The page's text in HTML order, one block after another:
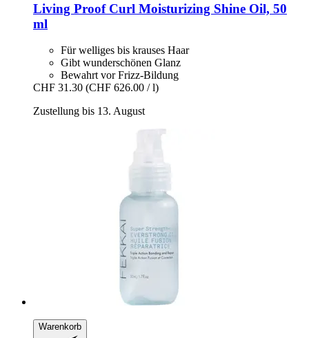
Living ProofCurl Moisturizing Shine Oil, 50
ml
Für welliges bis krauses Haar
Gibt wunderschönen Glanz
Bewahrt vor Frizz-Bildung
CHF 31.30 (CHF 626.00 / l)
Zustellung bis 13. August
Warenkorb